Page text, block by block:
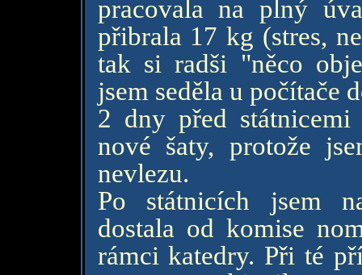
pracovala na plný
přibrala 17 kg (stres,
tak si radši "něco
jsem seděla u počítače
2 dny před státnicemi
nové šaty, protože
nevlezu.
Po státnicích jsem
dostala od komise
rámci katedry. Při té